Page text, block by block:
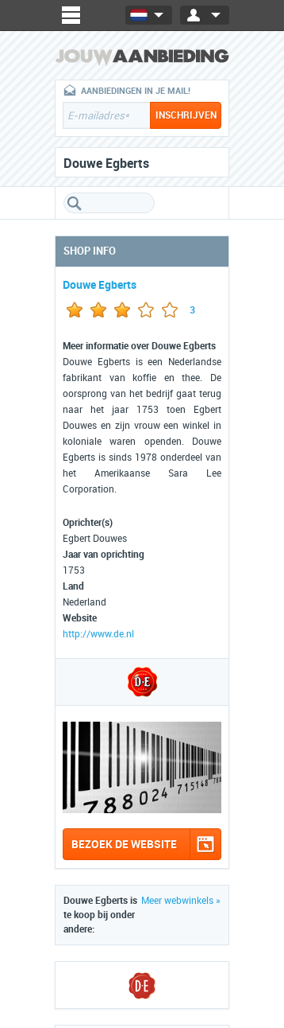
AANBIEDINGEN IN JE MAIL!
Douwe Egberts
SHOP INFO
Douwe Egberts
3
Meer informatie over Douwe Egberts
Douwe Egberts is een Nederlandse
fabrikant van koffie en thee. De
oorsprong van het bedrijf gaat terug
naar het jaar 1753 toen Egbert
Douwes en zijn vrouw een winkel in
koloniale waren openden. Douwe
Egberts is sinds 1978 onderdeel van
het Amerikaanse Sara Lee
Corporation.
Oprichter(s)
Egbert Douwes
Jaar van oprichting
1753
Land
Nederland
Website
http://www.de.nl
BEZOEK DE WEBSITE
Meer webwinkels »
Douwe Egberts is
te koop bij onder
andere: